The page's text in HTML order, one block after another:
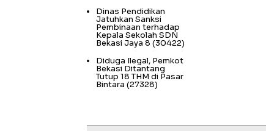
Dinas Pendidikan
Jatuhkan Sanksi
Pembinaan terhadap
Kepala Sekolah SDN
Bekasi Jaya 8 (30422)
Diduga Ilegal, Pemkot
Bekasi Ditantang
Tutup 18 THM di Pasar
Bintara (27328)